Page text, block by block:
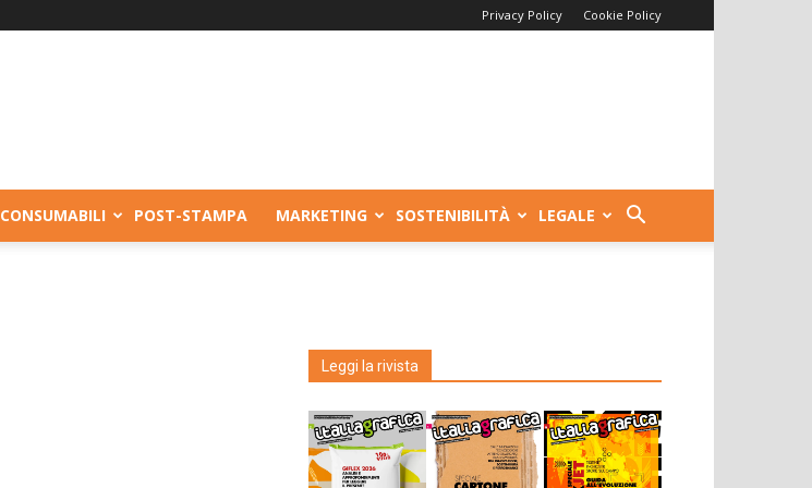
Privacy Policy Cookie Policy
CONSUMABILI POST-STAMPA MARKETING SOSTENIBILITÀ LEGALE
Leggi la rivista